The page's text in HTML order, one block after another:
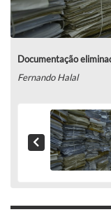
Documentação
Fernando Halal